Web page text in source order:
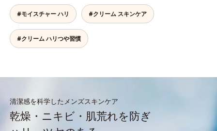
#モイスチャー ハリ #クリーム スキンケア
#クリーム ハリつや習慣
清潔感を科学したメンズスキンケア
乾燥・ニキビ・肌荒れを防ぎ